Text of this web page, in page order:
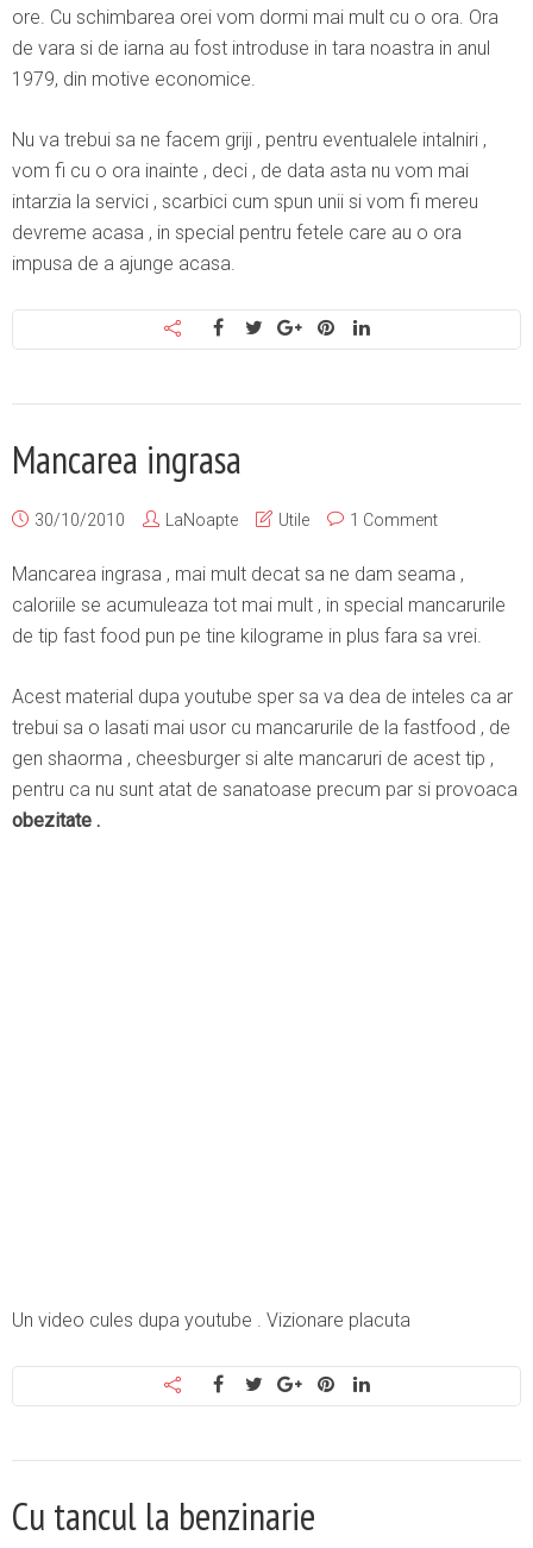
ore. Cu schimbarea orei vom dormi mai mult cu o ora. Ora
de vara si de iarna au fost introduse in tara noastra in anul
1979, din motive economice.
Nu va trebui sa ne facem griji , pentru eventualele intalniri ,
vom fi cu o ora inainte , deci , de data asta nu vom mai
intarzia la servici , scarbici cum spun unii si vom fi mereu
devreme acasa , in special pentru fetele care au o ora
impusa de a ajunge acasa.
Mancarea ingrasa
30/10/2010 LaNoapte Utile 1 Comment
Mancarea ingrasa , mai mult decat sa ne dam seama ,
caloriile se acumuleaza tot mai mult , in special mancarurile
de tip fast food pun pe tine kilograme in plus fara sa vrei.
Acest material dupa youtube sper sa va dea de inteles ca ar
trebui sa o lasati mai usor cu mancarurile de la fastfood , de
gen shaorma , cheesburger si alte mancaruri de acest tip ,
pentru ca nu sunt atat de sanatoase precum par si provoaca
obezitate .
Un video cules dupa youtube . Vizionare placuta
Cu tancul la benzinarie